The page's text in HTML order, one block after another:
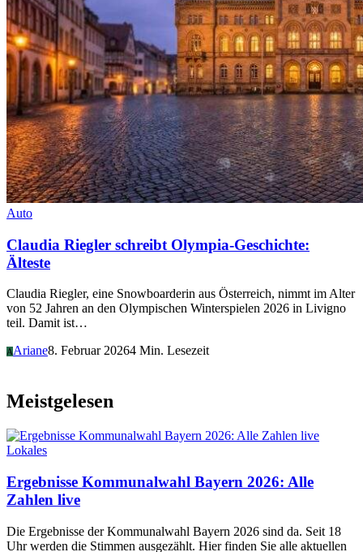
Auto
Claudia Riegler schreibt Olympia-Geschichte:
Älteste
Claudia Riegler, eine Snowboarderin aus Österreich, nimmt im Alter
von 52 Jahren an den Olympischen Winterspielen 2026 in Livigno
teil. Damit ist…
AAriane8. Februar 20264 Min. Lesezeit
Meistgelesen
Lokales
Ergebnisse Kommunalwahl Bayern 2026: Alle
Zahlen live
Die Ergebnisse der Kommunalwahl Bayern 2026 sind da. Seit 18
Uhr werden die Stimmen ausgezählt. Hier finden Sie alle aktuellen